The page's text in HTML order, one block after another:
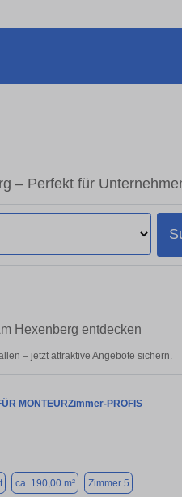
– Perfekt für
Hexenberg entdecken
– jetzt attraktive Angebote sichern.
MONTEURZimmer-PROFIS
ca. 190,00 m² Zimmer 5